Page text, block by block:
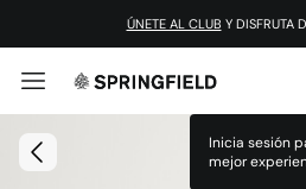
ÚNETE AL CLUB Y DISFRUTA
Inicia sesión
mejor